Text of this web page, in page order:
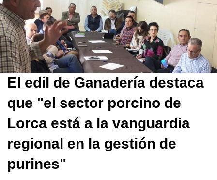
El edil de Ganadería destaca
que "el sector porcino de
Lorca está a la vanguardia
regional en la gestión de
purines"